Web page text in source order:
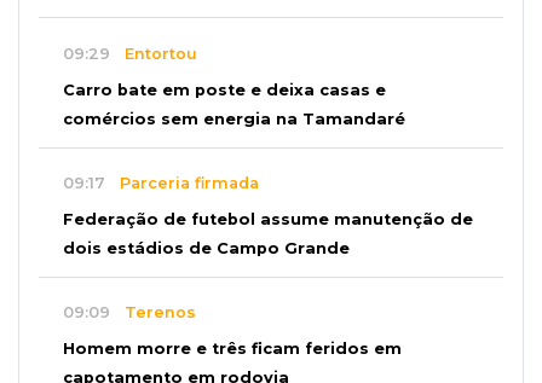
09:29 Entortou
Carro bate em poste e deixa casas e
comércios sem energia na Tamandaré
09:17 Parceria firmada
Federação de futebol assume manutenção de
dois estádios de Campo Grande
09:09 Terenos
Homem morre e três ficam feridos em
capotamento em rodovia